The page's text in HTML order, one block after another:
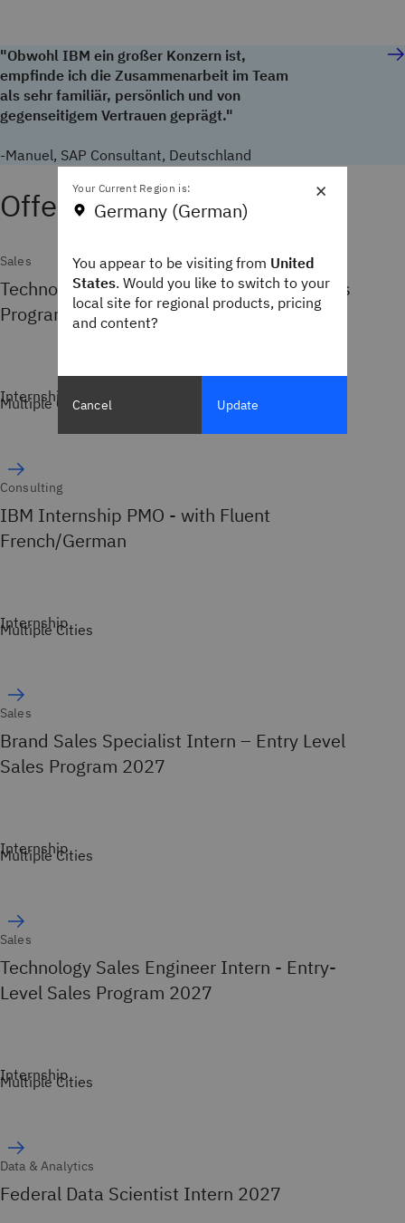
"Obwohl IBM ein großer Konzern ist,
empfinde ich die Zusammenarbeit im Team
als sehr familiär, persönlich und von
gegenseitigem Vertrauen geprägt."
-Manuel, SAP Consultant, Deutschland
Sales
Technology Seller Intern - Entry Level Sales
Program 2027
Internship
Multiple Cities
Consulting
IBM Internship PMO - with Fluent
French/German
Internship
Multiple Cities
Sales
Brand Sales Specialist Intern – Entry Level
Sales Program 2027
Internship
Multiple Cities
Sales
Technology Sales Engineer Intern - Entry-
Level Sales Program 2027
Internship
Multiple Cities
Data & Analytics
Federal Data Scientist Intern 2027
×
Your Current Region is:
Germany (German)
You appear to be visiting from United
States. Would you like to switch to your
local site for regional products, pricing
and content?
Cancel Update